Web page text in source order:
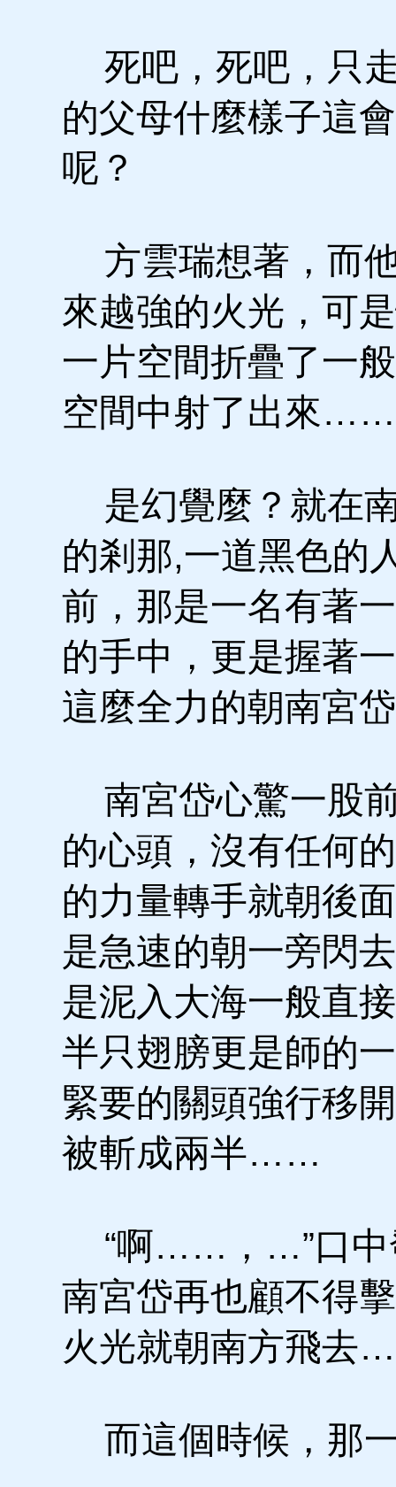
死吧，死吧，只
的父母什麼樣子這
呢？
方雲瑞想著，而
來越強的火光，可
一片空間折疊了一
空間中射了出來
是幻覺麼？就在
的剎那,一道黑色的
前，那是一名有著
的手中，更是握著
這麼全力的朝南宮
南宮岱心驚一股
的心頭，沒有任何
的力量轉手就朝後
是急速的朝一旁閃
是泥入大海一般直
半只翅膀更是師的
緊要的關頭強行移
被斬成兩半……
“啊……，…”口中
南宮岱再也顧不得
火光就朝南方飛
而這個時候，那